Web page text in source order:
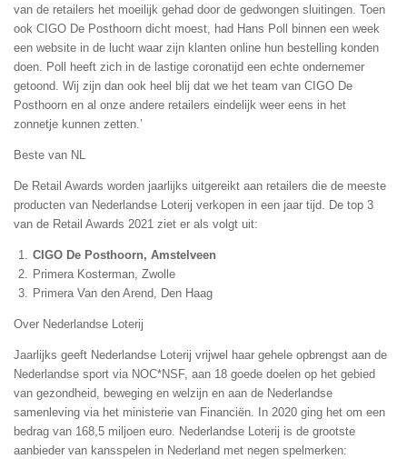
van de retailers het moeilijk gehad door de gedwongen sluitingen. Toen
ook CIGO De Posthoorn dicht moest, had Hans Poll binnen een week
een website in de lucht waar zijn klanten online hun bestelling konden
doen. Poll heeft zich in de lastige coronatijd een echte ondernemer
getoond. Wij zijn dan ook heel blij dat we het team van CIGO De
Posthoorn en al onze andere retailers eindelijk weer eens in het
zonnetje kunnen zetten.’
Beste van NL
De Retail Awards worden jaarlijks uitgereikt aan retailers die de meeste
producten van Nederlandse Loterij verkopen in een jaar tijd. De top 3
van de Retail Awards 2021 ziet er als volgt uit:
CIGO De Posthoorn, Amstelveen
Primera Kosterman, Zwolle
Primera Van den Arend, Den Haag
Over Nederlandse Loterij
Jaarlijks geeft Nederlandse Loterij vrijwel haar gehele opbrengst aan de
Nederlandse sport via NOC*NSF, aan 18 goede doelen op het gebied
van gezondheid, beweging en welzijn en aan de Nederlandse
samenleving via het ministerie van Financiën. In 2020 ging het om een
bedrag van 168,5 miljoen euro. Nederlandse Loterij is de grootste
aanbieder van kansspelen in Nederland met negen spelmerken: